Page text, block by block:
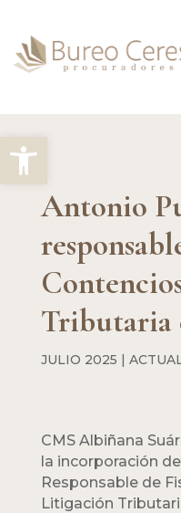
Abrir barra de
Antonio
Tributaria
JULIO 2025 |
CMS Albiñana
la incorporación
Responsable de
Litigación